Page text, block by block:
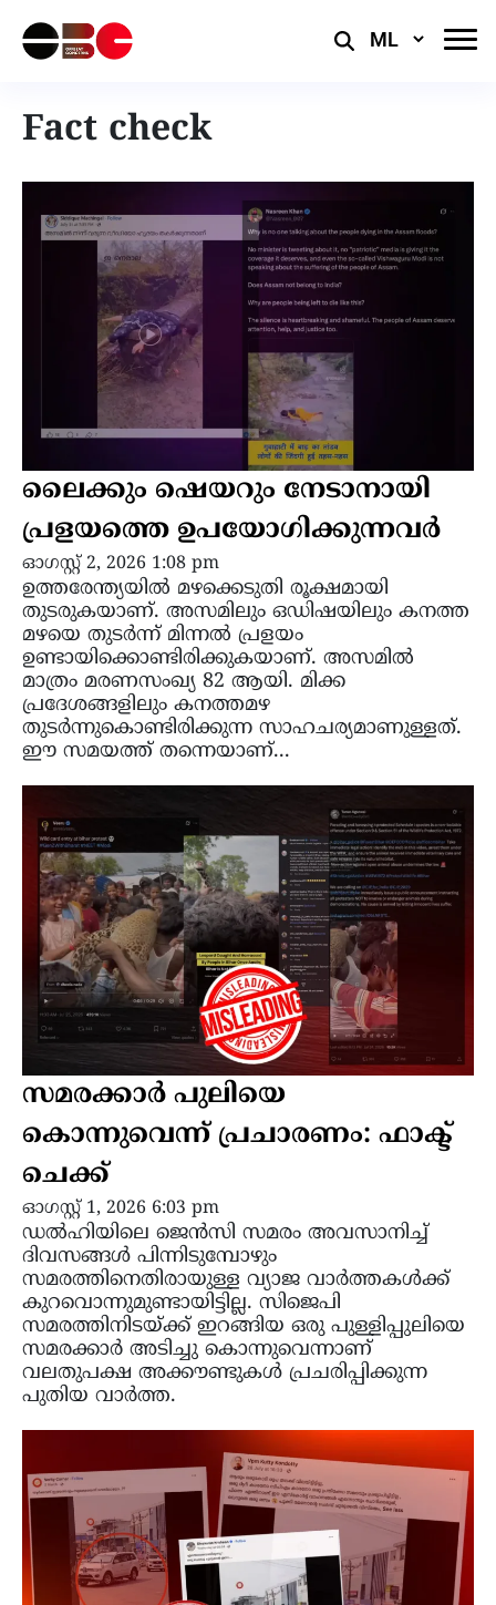
Select
Fact check
ലൈക്കും ഷെയറും നേടാനായി
പ്രളയത്തെ ഉപയോഗിക്കുന്നവർ
ഓഗസ്റ്റ്‌ 2, 2026 1:08 pm
ഉത്തരേന്ത്യയില്‍ മഴക്കെടുതി രൂക്ഷമായി
തുടരുകയാണ്. അസമിലും ഒഡിഷയിലും കനത്ത
മഴയെ തുടര്‍ന്ന് മിന്നല്‍ പ്രളയം
ഉണ്ടായിക്കൊണ്ടിരിക്കുകയാണ്. അസമില്‍
മാത്രം മരണസംഖ്യ 82 ആയി. മിക്ക
പ്രദേശങ്ങളിലും കനത്തമഴ
തുടര്‍ന്നുകൊണ്ടിരിക്കുന്ന സാഹചര്യമാണുള്ളത്.
ഈ സമയത്ത് തന്നെയാണ്...
സമരക്കാർ പുലിയെ
കൊന്നുവെന്ന് പ്രചാരണം: ഫാക്ട്
ചെക്ക്
ഓഗസ്റ്റ്‌ 1, 2026 6:03 pm
ഡൽഹിയിലെ ജെൻസി സമരം അവസാനിച്ച്
ദിവസങ്ങൾ പിന്നിടുമ്പോഴും
സമരത്തിനെതിരായുള്ള വ്യാജ വാർത്തകൾക്ക്
കുറവൊന്നുമുണ്ടായിട്ടില്ല. സിജെപി
സമരത്തിനിടയ്ക്ക് ഇറങ്ങിയ ഒരു പുള്ളിപ്പുലിയെ
സമരക്കാർ അടിച്ചു കൊന്നുവെന്നാണ്
വലതുപക്ഷ അക്കൗണ്ടുകൾ പ്രചരിപ്പിക്കുന്ന
പുതിയ വാർത്ത.